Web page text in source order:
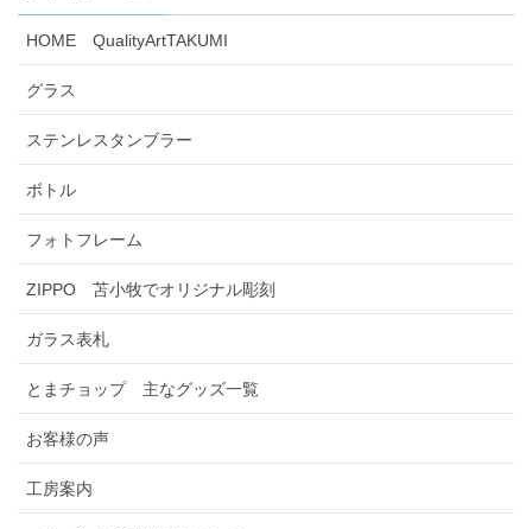
HOME QualityArtTAKUMI
グラス
ステンレスタンブラー
ボトル
フォトフレーム
ZIPPO 苫小牧でオリジナル彫刻
ガラス表札
とまチョップ 主なグッズ一覧
お客様の声
工房案内